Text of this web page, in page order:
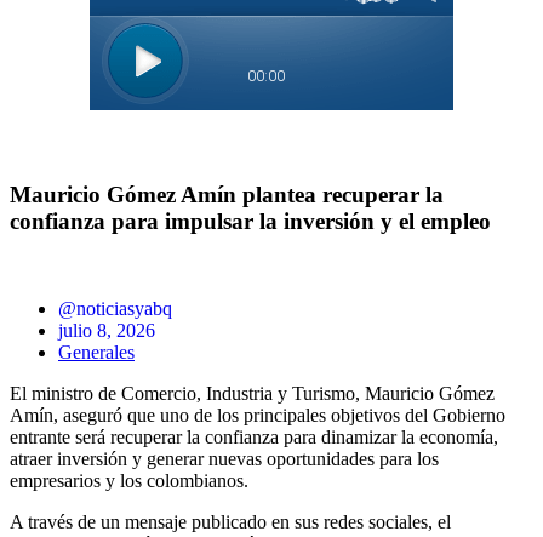
Mauricio Gómez Amín plantea recuperar la
confianza para impulsar la inversión y el empleo
@noticiasyabq
julio 8, 2026
Generales
El ministro de Comercio, Industria y Turismo, Mauricio Gómez
Amín, aseguró que uno de los principales objetivos del Gobierno
entrante será recuperar la confianza para dinamizar la economía,
atraer inversión y generar nuevas oportunidades para los
empresarios y los colombianos.
A través de un mensaje publicado en sus redes sociales, el